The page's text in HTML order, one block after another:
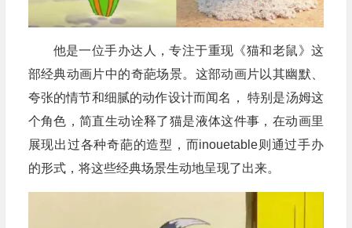
他是一位手办达人，专注于重现《猫和老鼠》这
部经典动画片中的奇葩场景。这部动画片以其幽默、
夸张的情节和细腻的动作设计而闻名， 特别是汤姆这
个角色，简直生动诠释了猫是液体这件事，在动画里
展现出过各种奇葩的造型，而inouetable则通过手办
的形式，将这些经典场景生动地呈现了出来。